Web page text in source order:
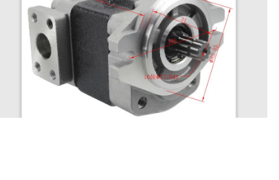
для моделей: Komatsu FG20～30/-12/-14 H20.